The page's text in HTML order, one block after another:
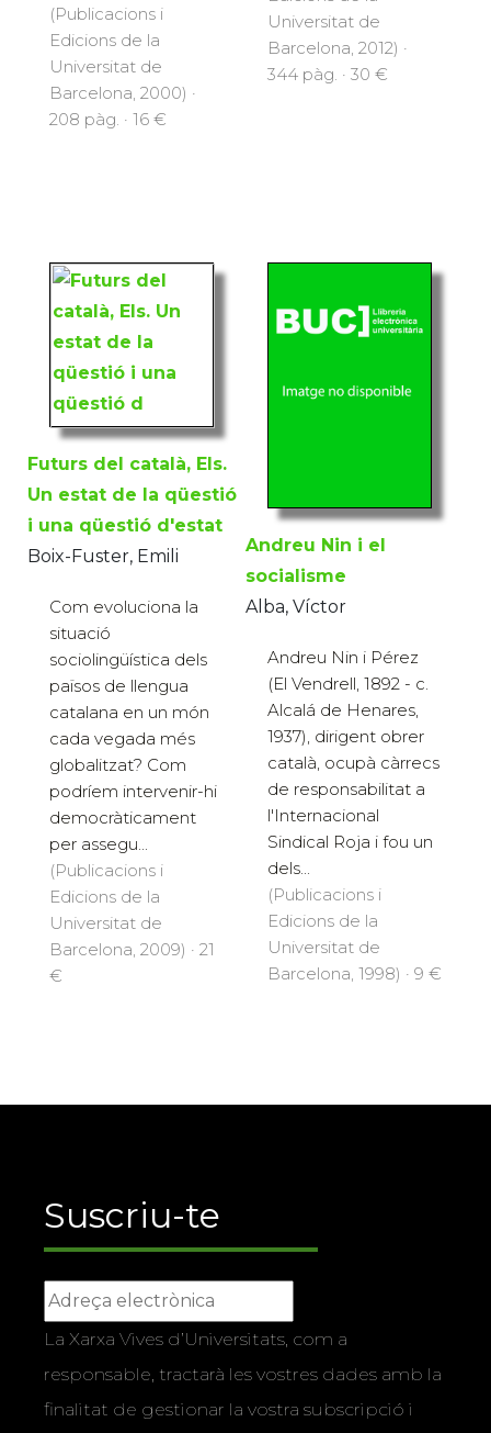
(Publicacions i
Edicions de la
Universitat de
Barcelona, 2000) ·
208 pàg. · 16 €
Universitat de
Barcelona, 2012) ·
344 pàg. · 30 €
Futurs del català, Els.
Un estat de la qüestió
i una qüestió d'estat
Boix-Fuster, Emili
Com evoluciona la
situació
sociolingüística dels
països de llengua
catalana en un món
cada vegada més
globalitzat? Com
podríem intervenir-hi
democràticament
per assegu...
(Publicacions i
Edicions de la
Universitat de
Barcelona, 2009) · 21
€
Andreu Nin i el
socialisme
Alba, Víctor
Andreu Nin i Pérez
(El Vendrell, 1892 - c.
Alcalá de Henares,
1937), dirigent obrer
català, ocupà càrrecs
de responsabilitat a
l'Internacional
Sindical Roja i fou un
dels...
(Publicacions i
Edicions de la
Universitat de
Barcelona, 1998) · 9 €
Suscriu-te
La Xarxa Vives d’Universitats, com a
responsable, tractarà les vostres dades amb la
finalitat de gestionar la vostra subscripció i